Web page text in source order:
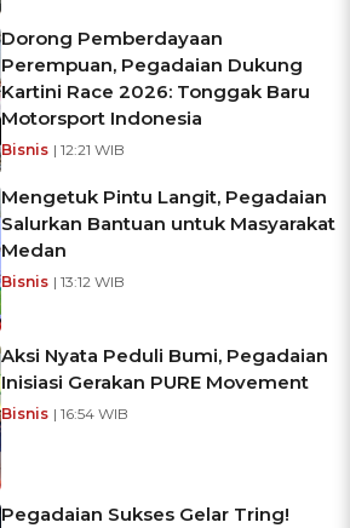
Dorong Pemberdayaan
Perempuan, Pegadaian Dukung
Kartini Race 2026: Tonggak Baru
Motorsport Indonesia
Bisnis | 12:21 WIB
Mengetuk Pintu Langit, Pegadaian
Salurkan Bantuan untuk Masyarakat
Medan
Bisnis | 13:12 WIB
Aksi Nyata Peduli Bumi, Pegadaian
Inisiasi Gerakan PURE Movement
Bisnis | 16:54 WIB
Pegadaian Sukses Gelar Tring!